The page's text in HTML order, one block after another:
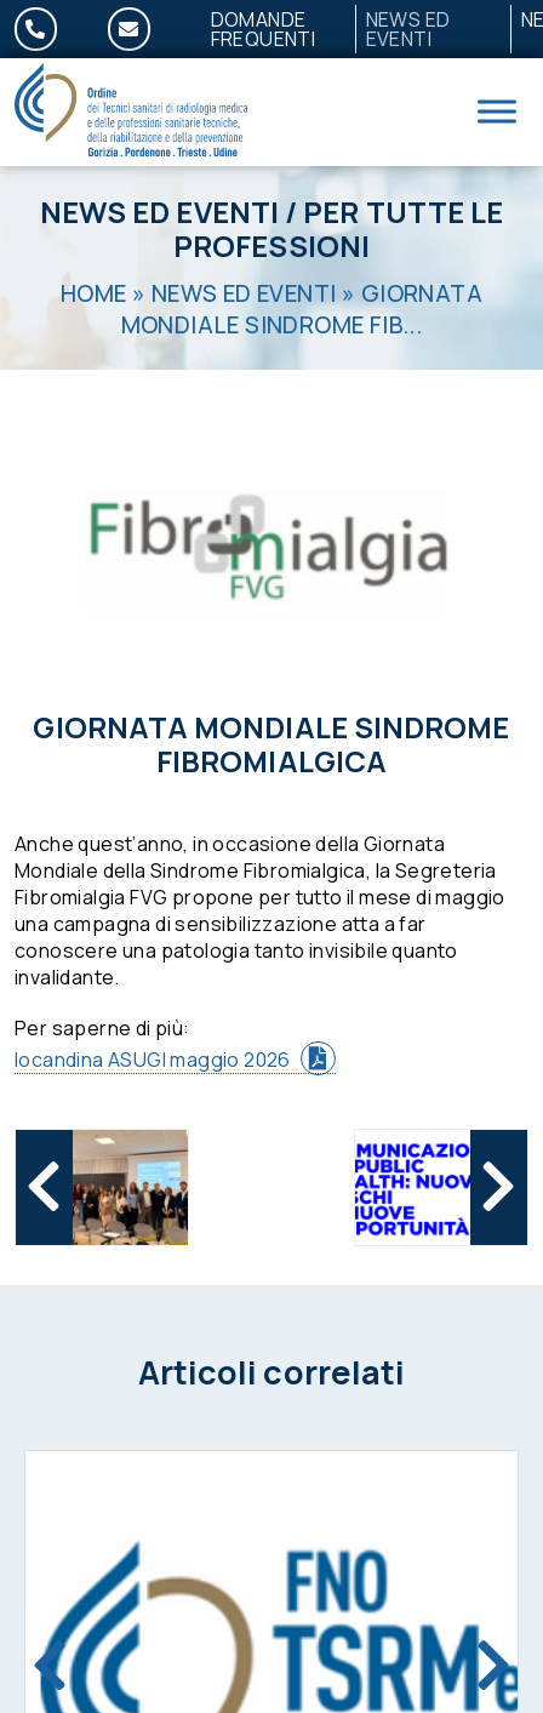
Salta al contenuto DOMANDE
FREQUENTI
NEWS ED
EVENTI
NEWS ED EVENTI / PER TUTTE LE
PROFESSIONI
HOME » NEWS ED EVENTI » GIORNATA
MONDIALE SINDROME FIB...
GIORNATA MONDIALE SINDROME
FIBROMIALGICA
Anche quest’anno, in occasione della Giornata
Mondiale della Sindrome Fibromialgica, la Segreteria
Fibromialgia FVG propone per tutto il mese di maggio
una campagna di sensibilizzazione atta a far
conoscere una patologia tanto invisibile quanto
invalidante.
Per saperne di più:
locandina ASUGI maggio 2026
Articoli correlati